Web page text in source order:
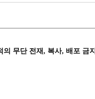
무단 전재, 복사, 배포 금지